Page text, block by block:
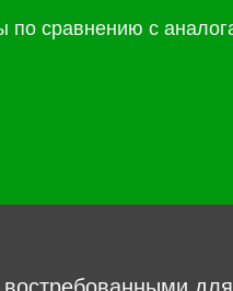
по сравнению с